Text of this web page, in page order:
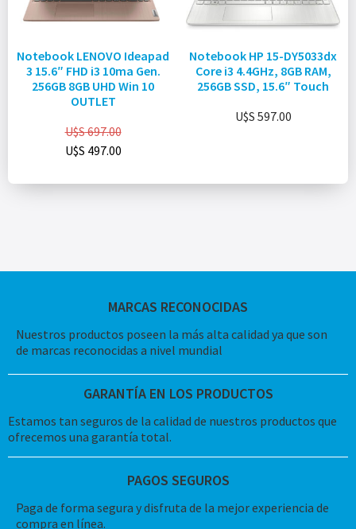
Notebook LENOVO Ideapad
3 15.6″ FHD i3 10ma Gen.
256GB 8GB UHD Win 10
OUTLET
U$S697.00
U$S 497.00
Notebook HP 15-DY5033dx
Core i3 4.4GHz, 8GB RAM,
256GB SSD, 15.6″ Touch
U$S 597.00
MARCAS RECONOCIDAS
Nuestros productos poseen la más alta calidad ya que son
de marcas reconocidas a nivel mundial
GARANTÍA EN LOS PRODUCTOS
Estamos tan seguros de la calidad de nuestros productos que
ofrecemos una garantía total.
PAGOS SEGUROS
Paga de forma segura y disfruta de la mejor experiencia de
compra en línea.